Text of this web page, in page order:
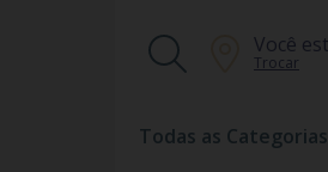
Você
Trocar
Todas as Categorias